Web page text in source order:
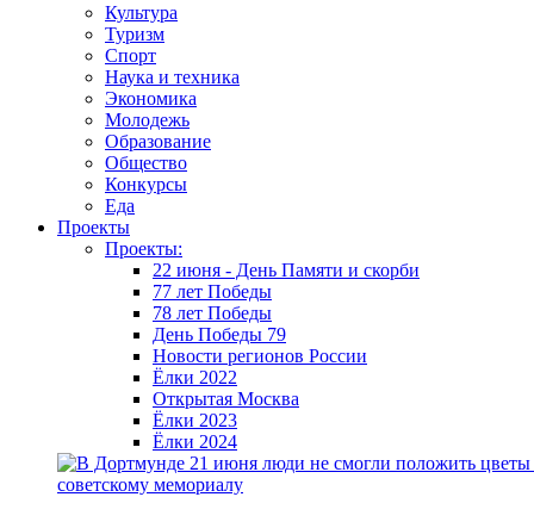
Культура
Туризм
Спорт
Наука и техника
Экономика
Молодежь
Образование
Общество
Конкурсы
Еда
Проекты
Проекты:
22 июня - День Памяти и скорби
77 лет Победы
78 лет Победы
День Победы 79
Новости регионов России
Ёлки 2022
Открытая Москва
Ёлки 2023
Ёлки 2024